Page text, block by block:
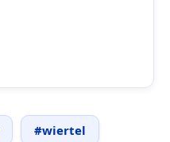
#wiertel